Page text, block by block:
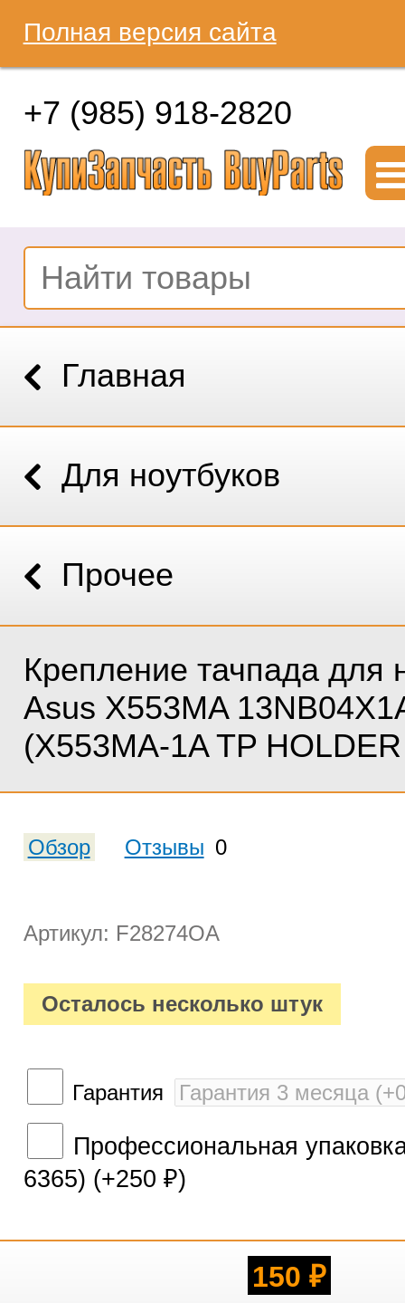
Полная версия сайта
+7 (985) 918-2820
Главная
Для ноутбуков
Прочее
Крепление тачпада для
Asus X553MA
(X553MA-1A TP
Обзор Отзывы 0
Артикул: F28274OA
Осталось несколько штук
Гарантия
Профессиональная
6365) (+250 ₽)
150 ₽